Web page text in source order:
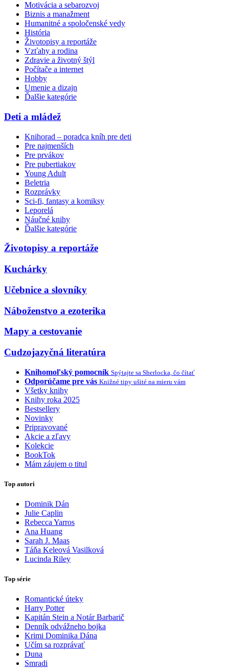
Motivácia a sebarozvoj
Biznis a manažment
Humanitné a spoločenské vedy
História
Životopisy a reportáže
Vzťahy a rodina
Zdravie a životný štýl
Počítače a internet
Hobby
Umenie a dizajn
Ďalšie kategórie
Deti a mládež
Knihorad – poradca kníh pre deti
Pre najmenších
Pre prvákov
Pre pubertiakov
Young Adult
Beletria
Rozprávky
Sci-fi, fantasy a komiksy
Leporelá
Náučné knihy
Ďalšie kategórie
Životopisy a reportáže
Kuchárky
Učebnice a slovníky
Náboženstvo a ezoterika
Mapy a cestovanie
Cudzojazyčná literatúra
Knihomoľský pomocník Spýtajte sa Sherlocka, čo čítať
Odporúčame pre vás Knižné tipy ušité na mieru vám
Všetky knihy
Knihy roka 2025
Bestsellery
Novinky
Pripravované
Akcie a zľavy
Kolekcie
BookTok
Mám záujem o titul
Top autori
Dominik Dán
Julie Caplin
Rebecca Yarros
Ana Huang
Sarah J. Maas
Táňa Keleová Vasilková
Lucinda Riley
Top série
Romantické úteky
Harry Potter
Kapitán Stein a Notár Barbarič
Denník odvážneho bojka
Krimi Dominika Dána
Učím sa rozprávať
Duna
Smradi